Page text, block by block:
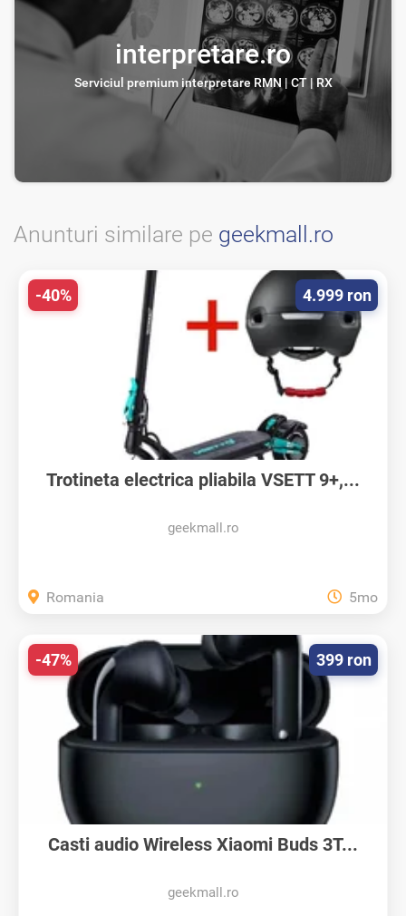
interpretare.ro
Serviciul premium interpretare RMN | CT | RX
Anunturi similare pe geekmall.ro
Trotineta electrica pliabila VSETT 9+,...
geekmall.ro
4.999 ron
-40%
Romania 5mo
Casti audio Wireless Xiaomi Buds 3T...
geekmall.ro
399 ron
-47%